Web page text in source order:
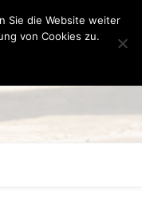
Sie die Website weiter
von Cookies zu.